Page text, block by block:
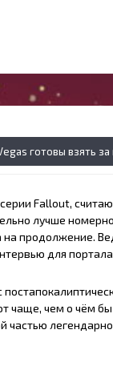
готовы взять
Fallout,
лучше
продолжение.
для портала
чем о чём бы
частью